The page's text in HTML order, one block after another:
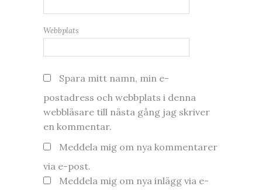
Webbplats
Spara mitt namn, min e-
postadress och webbplats i denna
webbläsare till nästa gång jag skriver
en kommentar.
Meddela mig om nya kommentarer
via e-post.
Meddela mig om nya inlägg via e-